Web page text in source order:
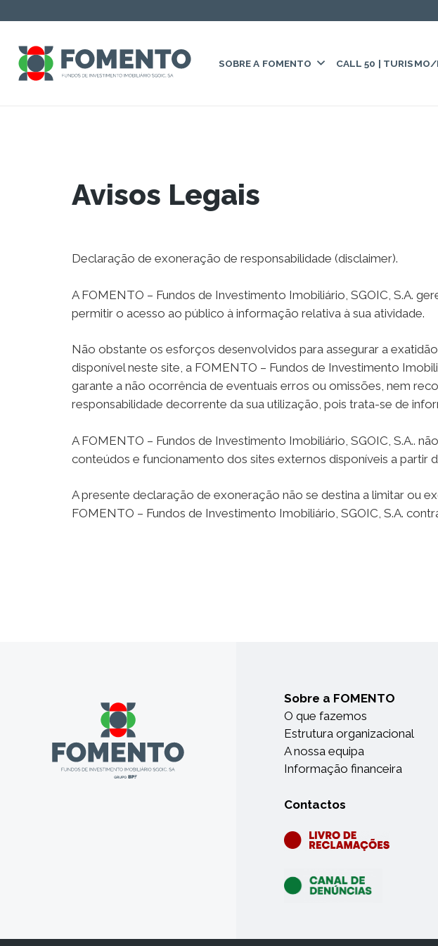
SOBRE A FOMENTO CALL 50 |
Avisos Legais
Declaração de exoneração de responsabilidade (disclaimer).
A FOMENTO – Fundos de Investimento Imobiliário, SGOIC, S.A.
permitir o acesso ao público à informação relativa à sua atividade.
Não obstante os esforços desenvolvidos para assegurar a
disponível neste site, a FOMENTO – Fundos de Investimento
garante a não ocorrência de eventuais erros ou omissões, nem
responsabilidade decorrente da sua utilização, pois trata-se de
A FOMENTO – Fundos de Investimento Imobiliário, SGOIC, S.A..
conteúdos e funcionamento dos sites externos disponíveis a partir
A presente declaração de exoneração não se destina a limitar ou
FOMENTO – Fundos de Investimento Imobiliário, SGOIC, S.A.
Sobre a FOMENTO
O que fazemos
Estrutura organizacional
A nossa equipa
Informação financeira
Contactos